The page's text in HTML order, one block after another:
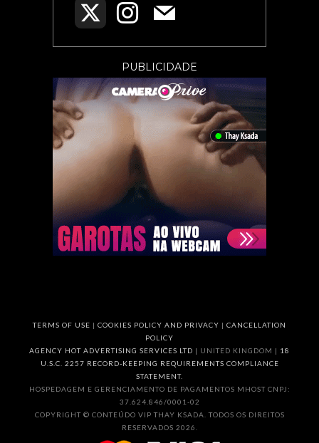
PUBLICIDADE
TERMS OF USE | COOKIES POLICY AND PRIVACY | CANCELLATION
POLICY
AGENCY HOT ADVERTISING SERVICES LTD | UNITED KINGDOM | 18
U.S.C. 2257 RECORD-KEEPING REQUIREMENTS COMPLIANCE
STATEMENT.
HOSPEDAGEM E GERENCIAMENTO DE PAGAMENTOS MHOST CNPJ:
37.624.846/0001-02
COPYRIGHT © CONTEÚDO VIP THAY KSADA. TODOS OS DIREITOS
RESERVADOS 2026.